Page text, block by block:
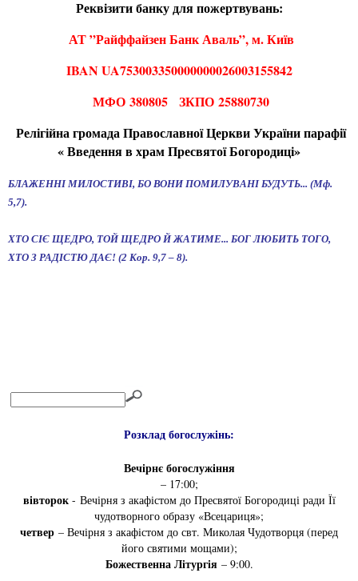
Реквізити банку для пожертвувань:
АТ ”Райффайзен Банк Аваль”, м. Київ
IBAN UA753003350000000026003155842
МФО 380805 ЗКПО 25880730
Релігійна громада Православної Церкви України парафії
« Введення в храм Пресвятої Богородиці»
БЛАЖЕННІ МИЛОСТИВІ, БО ВОНИ ПОМИЛУВАНІ БУДУТЬ... (Мф.
5,7).
ХТО СІЄ ЩЕДРО, ТОЙ ЩЕДРО Й ЖАТИМЕ... БОГ ЛЮБИТЬ ТОГО,
ХТО З РАДІСТЮ ДАЄ! (2 Кор. 9,7 – 8).
Розклад богослужінь:
Вечірнє богослужіння
– 17:00;
вівторок- Вечірня з акафістом до Пресвятої Богородиці ради Її
чудотворного образу «Всецариця»;
четвер – Вечірня з акафістом до свт. Миколая Чудотворця (перед
його святими мощами);
Божественна Літургія– 9:00.